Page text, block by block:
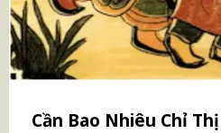
Cần Bao Nhiêu Chỉ